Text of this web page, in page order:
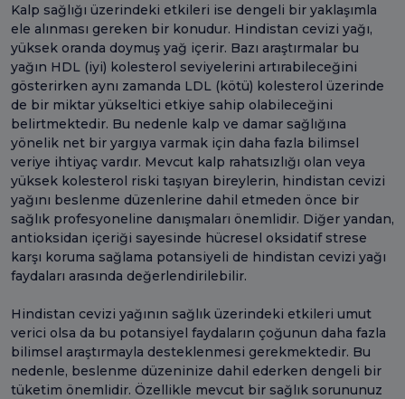
Kalp sağlığı üzerindeki etkileri ise dengeli bir yaklaşımla
ele alınması gereken bir konudur. Hindistan cevizi yağı,
yüksek oranda doymuş yağ içerir. Bazı araştırmalar bu
yağın HDL (iyi) kolesterol seviyelerini artırabileceğini
gösterirken aynı zamanda LDL (kötü) kolesterol üzerinde
de bir miktar yükseltici etkiye sahip olabileceğini
belirtmektedir. Bu nedenle kalp ve damar sağlığına
yönelik net bir yargıya varmak için daha fazla bilimsel
veriye ihtiyaç vardır. Mevcut kalp rahatsızlığı olan veya
yüksek kolesterol riski taşıyan bireylerin, hindistan cevizi
yağını beslenme düzenlerine dahil etmeden önce bir
sağlık profesyoneline danışmaları önemlidir. Diğer yandan,
antioksidan içeriği sayesinde hücresel oksidatif strese
karşı koruma sağlama potansiyeli de hindistan cevizi yağı
faydaları arasında değerlendirilebilir.
Hindistan cevizi yağının sağlık üzerindeki etkileri umut
verici olsa da bu potansiyel faydaların çoğunun daha fazla
bilimsel araştırmayla desteklenmesi gerekmektedir. Bu
nedenle, beslenme düzeninize dahil ederken dengeli bir
tüketim önemlidir. Özellikle mevcut bir sağlık sorununuz